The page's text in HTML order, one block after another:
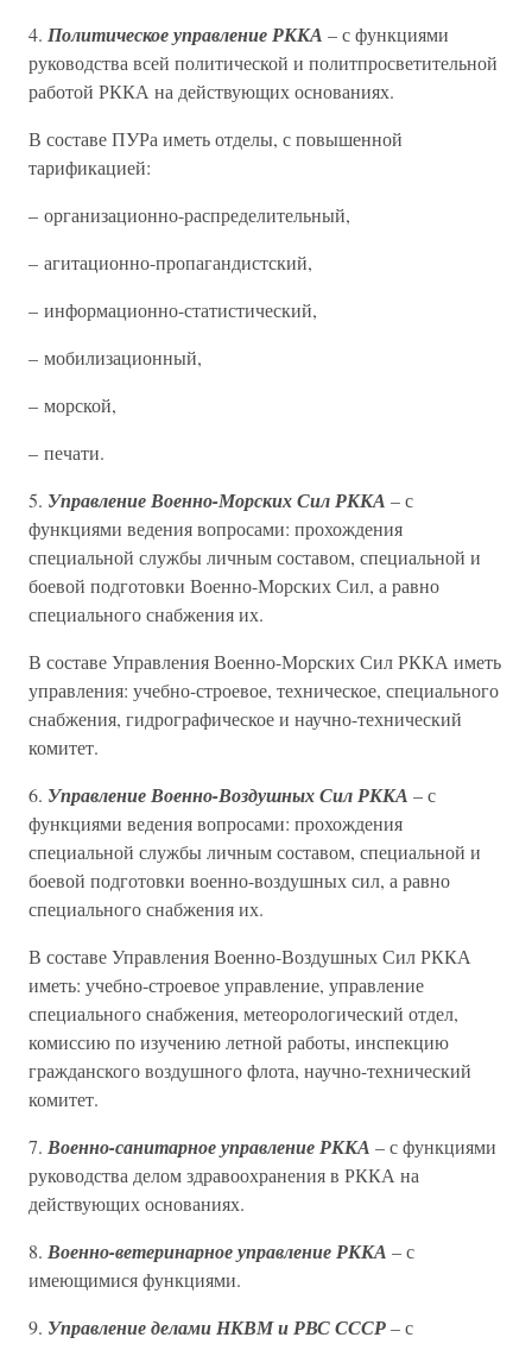
4. Политическое управление РККА – с функциями
руководства всей политической и политпросветительной
работой РККА на действующих основаниях.
В составе ПУРа иметь отделы, с повышенной
тарификацией:
– организационно-распределительный,
– агитационно-пропагандистский,
– информационно-статистический,
– мобилизационный,
– морской,
– печати.
5. Управление Военно-Морских Сил РККА – с
функциями ведения вопросами: прохождения
специальной службы личным составом, специальной и
боевой подготовки Военно-Морских Сил, а равно
специального снабжения их.
В составе Управления Военно-Морских Сил РККА иметь
управления: учебно-строевое, техническое, специального
снабжения, гидрографическое и научно-технический
комитет.
6. Управление Военно-Воздушных Сил РККА – с
функциями ведения вопросами: прохождения
специальной службы личным составом, специальной и
боевой подготовки военно-воздушных сил, а равно
специального снабжения их.
В составе Управления Военно-Воздушных Сил РККА
иметь: учебно-строевое управление, управление
специального снабжения, метеорологический отдел,
комиссию по изучению летной работы, инспекцию
гражданского воздушного флота, научно-технический
комитет.
7. Военно-санитарное управление РККА – с функциями
руководства делом здравоохранения в РККА на
действующих основаниях.
8. Военно-ветеринарное управление РККА – с
имеющимися функциями.
9. Управление делами НКВМ и РВС СССР– с